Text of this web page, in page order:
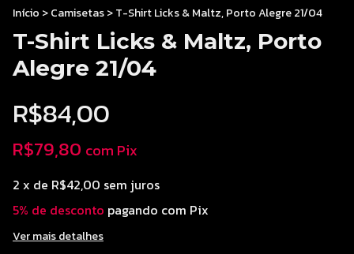
Início >Camisetas>T-Shirt Licks & Maltz, Porto Alegre 21/04
T-Shirt Licks & Maltz, Porto
Alegre 21/04
R$84,00
R$79,80 com Pix
2 x de R$42,00 sem juros
5% de desconto pagando com Pix
Ver mais detalhes